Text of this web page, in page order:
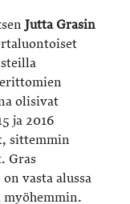
Jutta Grasin
olisivat
ja 2016
sittemmin
Gras
vasta alussa
myöhemmin.